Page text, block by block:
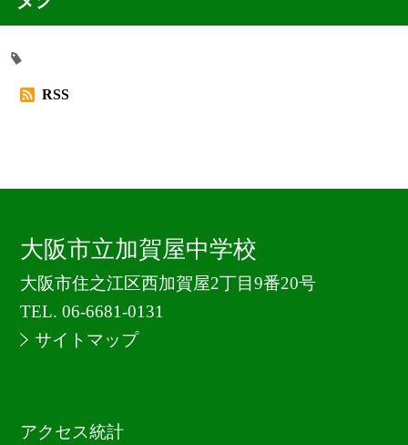
RSS
大阪市立加賀屋中学校
大阪市住之江区西加賀屋2丁目9番20号
TEL.06-6681-0131
サイトマップ
アクセス統計